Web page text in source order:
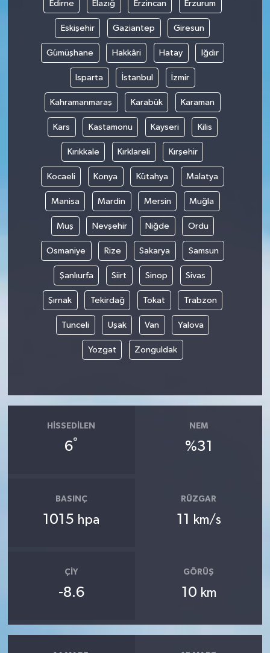
Edirne Elazığ Erzincan Erzurum
Eskişehir Gaziantep Giresun
Gümüşhane Hakkâri Hatay Iğdır
Isparta İstanbul İzmir
Kahramanmaraş Karabük Karaman
Kars Kastamonu Kayseri Kilis
Kırıkkale Kırklareli Kırşehir
Kocaeli Konya Kütahya Malatya
Manisa Mardin Mersin Muğla
Muş Nevşehir Niğde Ordu
Osmaniye Rize Sakarya Samsun
Şanlıurfa Siirt Sinop Sivas
Şırnak Tekirdağ Tokat Trabzon
Tunceli Uşak Van Yalova
Yozgat Zonguldak
HISSEDILEN
6°
NEM
%31
BASINÇ
1015 hpa
RÜZGAR
11 km/s
ÇIY
-8.6
GÖRÜŞ
10 km